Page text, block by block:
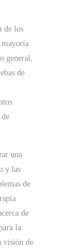
de los
mayoría
general,
de
una
y las
de
de
la
visión de